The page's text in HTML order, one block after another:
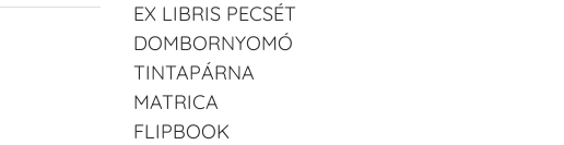
EX LIBRIS PECSÉT
DOMBORNYOMÓ
TINTAPÁRNA
MATRICA
FLIPBOOK